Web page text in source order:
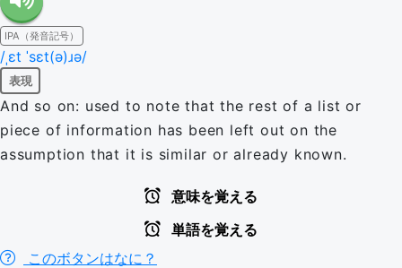
IPA（発音記号）
/ˌɛt ˈsɛt(ə)ɹə/
表現
And so on: used to note that the rest of a list or
piece of information has been left out on the
assumption that it is similar or already known.
意味を覚える
単語を覚える
このボタンはなに？